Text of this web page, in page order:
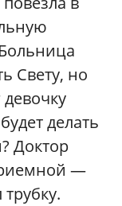
Свету, но
делать
Доктор
—